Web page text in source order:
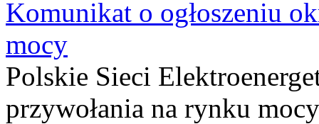
Komunikat o ogłoszeniu
mocy
Polskie Sieci
przywołania na rynku